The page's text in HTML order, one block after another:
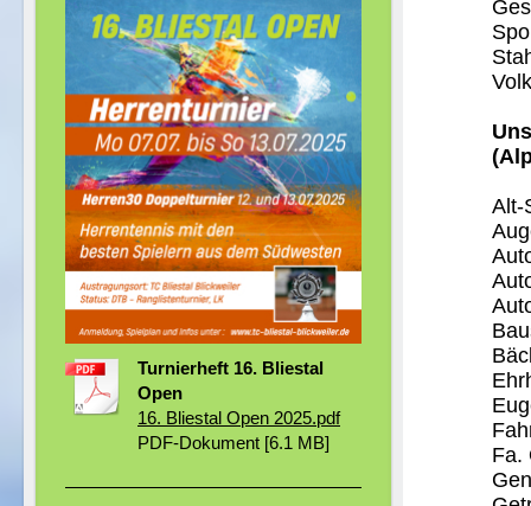
Turnierheft 16. Bliestal
Open
16. Bliestal Open 2025.pdf
PDF-Dokument [6.1 MB]
Alt-
Fa.